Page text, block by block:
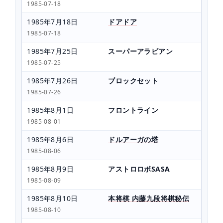
1985-07-18
1985年7月18日
1985-07-18
ドアドア
1985年7月25日
1985-07-25
スーパーアラビアン
1985年7月26日
1985-07-26
ブロックセット
1985年8月1日
1985-08-01
フロントライン
1985年8月6日
1985-08-06
ドルアーガの塔
1985年8月9日
1985-08-09
アストロロボSASA
1985年8月10日
1985-08-10
本将棋 内藤九段将棋秘伝